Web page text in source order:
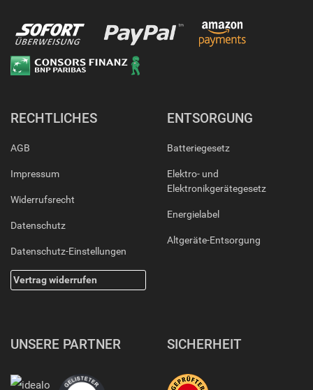
RECHTLICHES
AGB
Impressum
Widerrufsrecht
Datenschutz
Datenschutz-Einstellungen
Vertrag widerrufen
ENTSORGUNG
Batteriegesetz
Elektro- und
Elektronikgerätegesetz
Energielabel
Altgeräte-Entsorgung
UNSERE PARTNER SICHERHEIT